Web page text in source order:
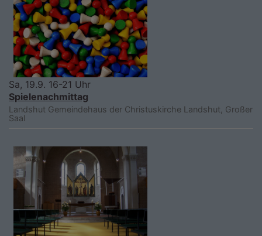
Sa, 19.9. 16-21 Uhr
Spielenachmittag
Landshut Gemeindehaus der Christuskirche Landshut, Großer
Saal